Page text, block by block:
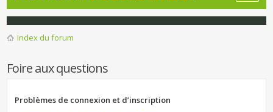
Index du forum
Foire aux questions
Problèmes de connexion et d’inscription